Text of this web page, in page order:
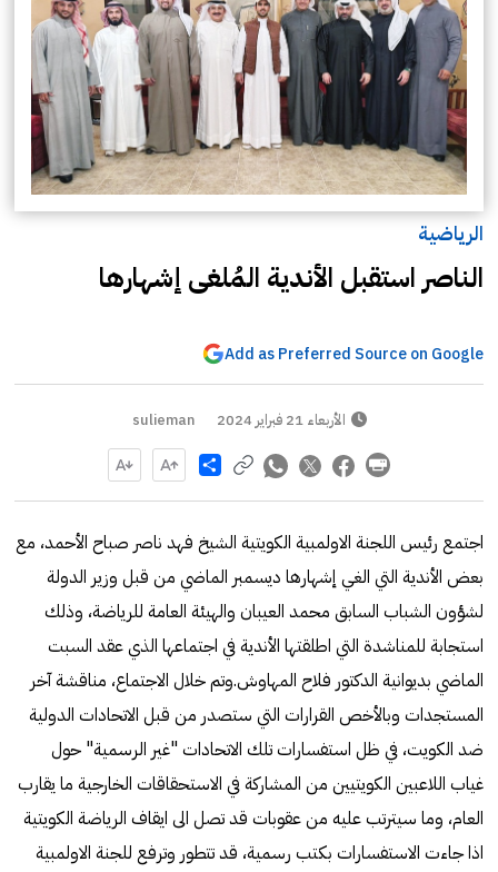
الرياضية
الناصر استقبل الأندية المُلغى إشهارها
Add as Preferred Source on Google
الأربعاء 21 فبراير 2024 sulieman
Share
اجتمع رئيس اللجنة الاولمبية الكويتية الشيخ فهد ناصر صباح الأحمد، مع
بعض الأندية التي الغي إشهارها ديسمبر الماضي من قبل وزير الدولة
لشؤون الشباب السابق محمد العيبان والهيئة العامة للرياضة، وذلك
استجابة للمناشدة التي اطلقتها الأندية في اجتماعها الذي عقد السبت
الماضي بديوانية الدكتور فلاح المهاوش.وتم خلال الاجتماع، مناقشة آخر
المستجدات وبالأخص القرارات التي ستصدر من قبل الاتحادات الدولية
ضد الكويت، في ظل استفسارات تلك الاتحادات "غير الرسمية" حول
غياب اللاعبين الكويتيين من المشاركة في الاستحقاقات الخارجية ما يقارب
العام، وما سيترتب عليه من عقوبات قد تصل الى ايقاف الرياضة الكويتية
اذا جاءت الاستفسارات بكتب رسمية، قد تتطور وترفع للجنة الاولمبية